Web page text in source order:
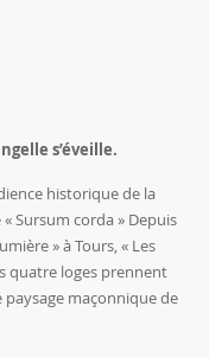
s’éveille.
historique de la
Sursum corda » Depuis
» à Tours, « Les
quatre loges prennent
maçonnique de